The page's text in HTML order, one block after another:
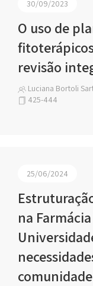
30/09/2023
O uso de
revisão
Luciana Bortoli
425-444
25/06/2024
na
comunidade